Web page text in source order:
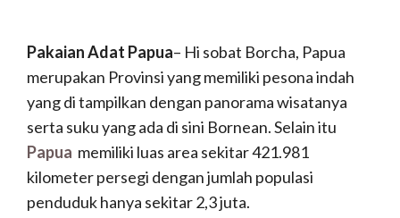
Pakaian Adat Papua– Hi sobat Borcha, Papua
merupakan Provinsi yang memiliki pesona indah
yang di tampilkan dengan panorama wisatanya
serta suku yang ada di sini Bornean. Selain itu
Papua memiliki luas area sekitar 421.981
kilometer persegi dengan jumlah populasi
penduduk hanya sekitar 2,3 juta.